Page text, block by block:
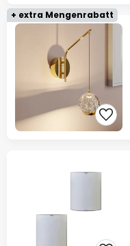
+ extra Mengenrabatt